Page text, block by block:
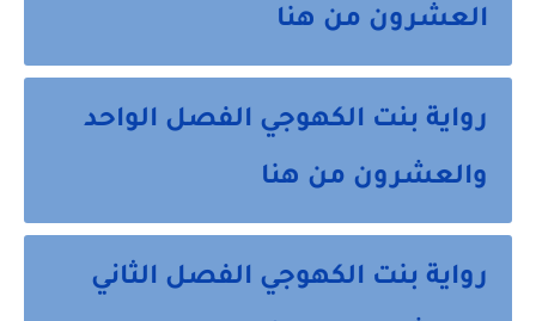
العشرون من هنا
رواية بنت الكهوجي الفصل الواحد
والعشرون من هنا
رواية بنت الكهوجي الفصل الثاني